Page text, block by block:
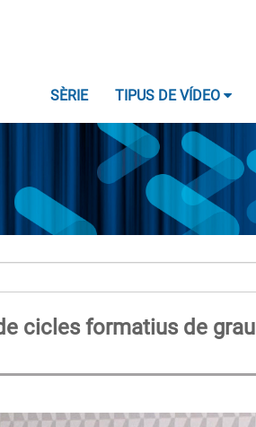
SÈRIE TIPUS DE VÍDEO
cicles formatius de grau